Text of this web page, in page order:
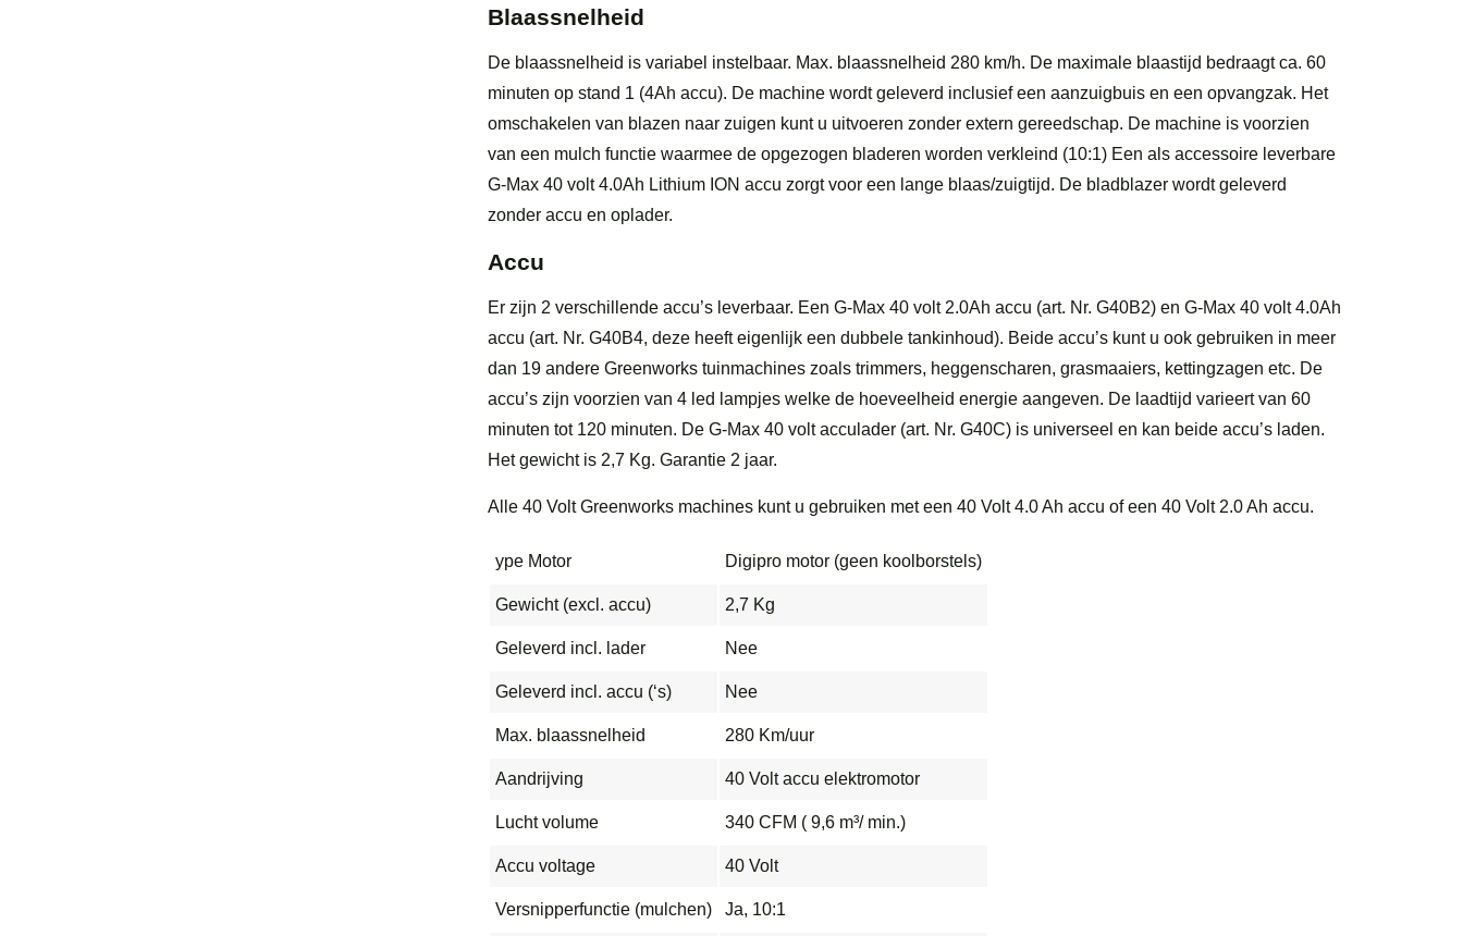
Blaassnelheid
De blaassnelheid is variabel instelbaar. Max. blaassnelheid 280 km/h. De maximale blaastijd bedraagt ca. 60
minuten op stand 1 (4Ah accu). De machine wordt geleverd inclusief een aanzuigbuis en een opvangzak. Het
omschakelen van blazen naar zuigen kunt u uitvoeren zonder extern gereedschap. De machine is voorzien
van een mulch functie waarmee de opgezogen bladeren worden verkleind (10:1) Een als accessoire leverbare
G-Max 40 volt 4.0Ah Lithium ION accu zorgt voor een lange blaas/zuigtijd. De bladblazer wordt geleverd
zonder accu en oplader.
Accu
Er zijn 2 verschillende accu’s leverbaar. Een G-Max 40 volt 2.0Ah accu (art. Nr. G40B2) en G-Max 40 volt 4.0Ah
accu (art. Nr. G40B4, deze heeft eigenlijk een dubbele tankinhoud). Beide accu’s kunt u ook gebruiken in meer
dan 19 andere Greenworks tuinmachines zoals trimmers, heggenscharen, grasmaaiers, kettingzagen etc. De
accu’s zijn voorzien van 4 led lampjes welke de hoeveelheid energie aangeven. De laadtijd varieert van 60
minuten tot 120 minuten. De G-Max 40 volt acculader (art. Nr. G40C) is universeel en kan beide accu’s laden.
Het gewicht is 2,7 Kg. Garantie 2 jaar.
Alle 40 Volt Greenworks machines kunt u gebruiken met een 40 Volt 4.0 Ah accu of een 40 Volt 2.0 Ah accu.
ype Motor Digipro motor (geen koolborstels)
Gewicht (excl. accu) 2,7 Kg
Geleverd incl. lader Nee
Geleverd incl. accu (‘s) Nee
Max. blaassnelheid 280 Km/uur
Aandrijving 40 Volt accu elektromotor
Lucht volume 340 CFM ( 9,6 m³/ min.)
Accu voltage 40 Volt
Versnipperfunctie (mulchen) Ja, 10:1